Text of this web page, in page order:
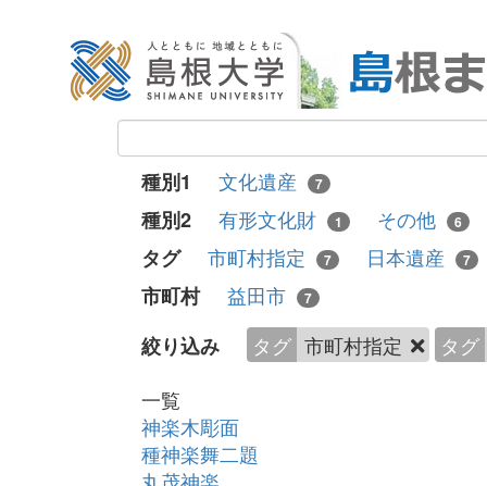
種別1 文化遺産 7
種別2 有形文化財 1 その他 6
タグ 市町村指定 7 日本遺産 7
市町村 益田市 7
絞り込み タグ 市町村指定
タグ
一覧
神楽木彫面
種神楽舞二題